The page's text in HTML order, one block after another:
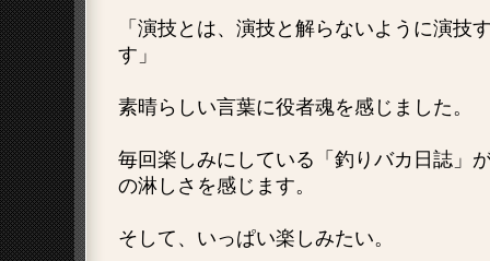
「演技とは、演技と解らないように演技
す」
素晴らしい言葉に役者魂を感じました。
毎回楽しみにしている「釣りバカ日誌」
の淋しさを感じます。
そして、いっぱい楽しみたい。